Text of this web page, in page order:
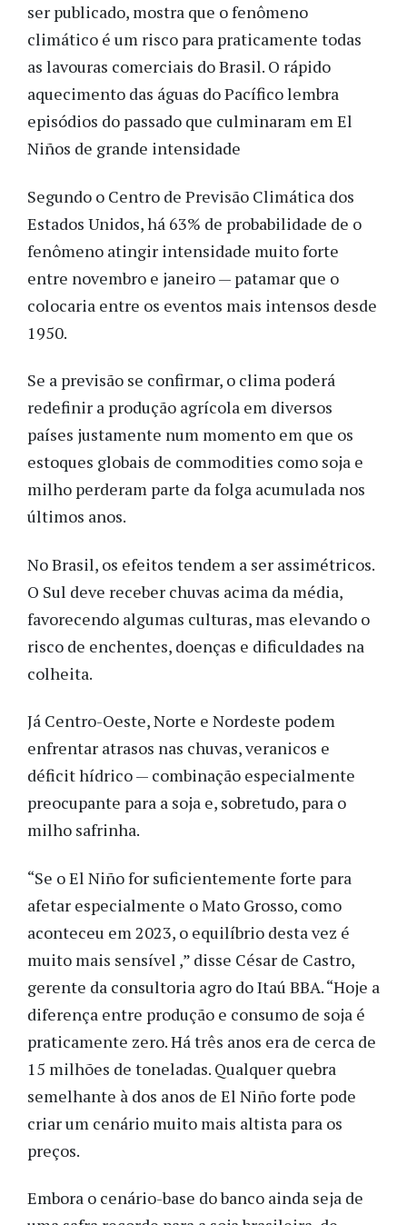
ser publicado, mostra que o fenômeno
climático é um risco para praticamente todas
as lavouras comerciais do Brasil. O rápido
aquecimento das águas do Pacífico lembra
episódios do passado que culminaram em El
Niños de grande intensidade
Segundo o Centro de Previsão Climática dos
Estados Unidos, há 63% de probabilidade de o
fenômeno atingir intensidade muito forte
entre novembro e janeiro — patamar que o
colocaria entre os eventos mais intensos desde
1950.
Se a previsão se confirmar, o clima poderá
redefinir a produção agrícola em diversos
países justamente num momento em que os
estoques globais de commodities como soja e
milho perderam parte da folga acumulada nos
últimos anos.
No Brasil, os efeitos tendem a ser assimétricos.
O Sul deve receber chuvas acima da média,
favorecendo algumas culturas, mas elevando o
risco de enchentes, doenças e dificuldades na
colheita.
Já Centro-Oeste, Norte e Nordeste podem
enfrentar atrasos nas chuvas, veranicos e
déficit hídrico — combinação especialmente
preocupante para a soja e, sobretudo, para o
milho safrinha.
“Se o El Niño for suficientemente forte para
afetar especialmente o Mato Grosso, como
aconteceu em 2023, o equilíbrio desta vez é
muito mais sensível ,” disse César de Castro,
gerente da consultoria agro do Itaú BBA. “Hoje a
diferença entre produção e consumo de soja é
praticamente zero. Há três anos era de cerca de
15 milhões de toneladas. Qualquer quebra
semelhante à dos anos de El Niño forte pode
criar um cenário muito mais altista para os
preços.
Embora o cenário-base do banco ainda seja de